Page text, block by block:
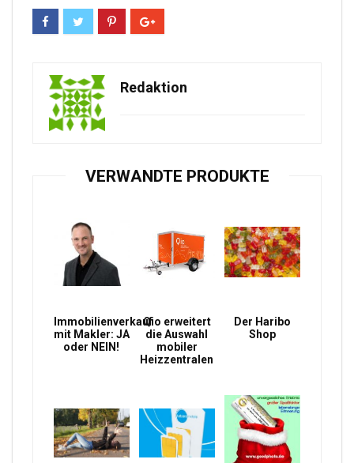
Redaktion
VERWANDTE PRODUKTE
Immobilienverkauf
mit Makler: JA
oder NEIN!
Qio erweitert
die Auswahl
mobiler
Heizzentralen
Der Haribo
Shop